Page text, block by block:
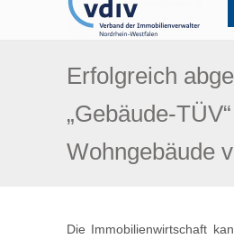
Erfolgreich
„Gebäude-
Wohngebäude
Die Immobilienwirtschaft